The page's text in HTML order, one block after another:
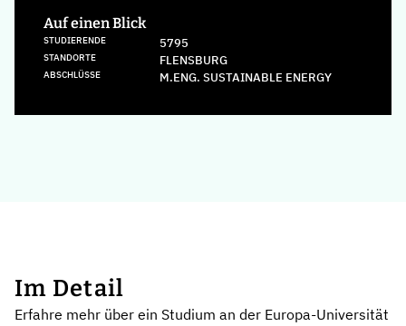
Auf einen Blick
STUDIERENDE 5795
STANDORTE FLENSBURG
ABSCHLÜSSE M.ENG. SUSTAINABLE ENERGY
Im Detail
Erfahre mehr über ein Studium an der Europa-Universität